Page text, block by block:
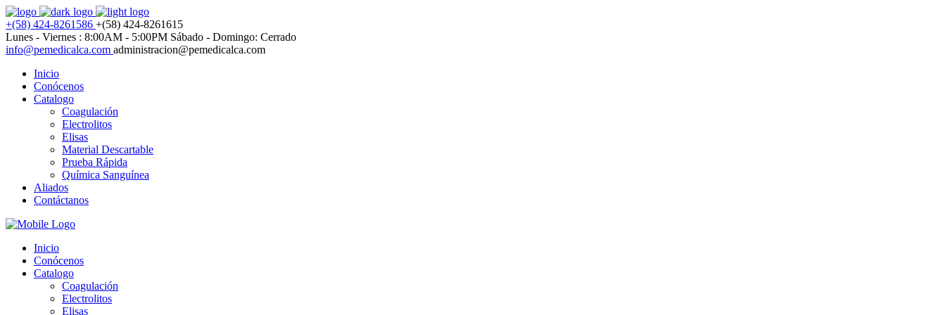
+(58) 424-8261586 +(58) 424-8261615
Lunes - Viernes : 8:00AM - 5:00PM Sábado - Domingo: Cerrado
info@pemedicalca.com administracion@pemedicalca.com
Inicio
Conócenos
Catalogo
Coagulación
Electrolitos
Elisas
Material Descartable
Prueba Rápida
Química Sanguínea
Aliados
Contáctanos
Inicio
Conócenos
Catalogo
Coagulación
Electrolitos
Elisas